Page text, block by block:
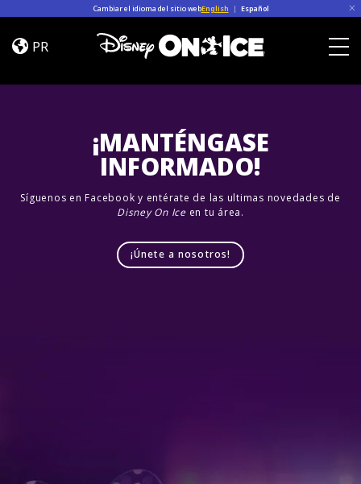
Cambiar el idioma del sitio webEnglish | Español
Road
Trip
PR
¡MANTÉNGASE
INFORMADO!
Síguenos en Facebook y entérate de las ultimas novedades de
Disney On Iceen tu área.
¡Únete a nosotros!